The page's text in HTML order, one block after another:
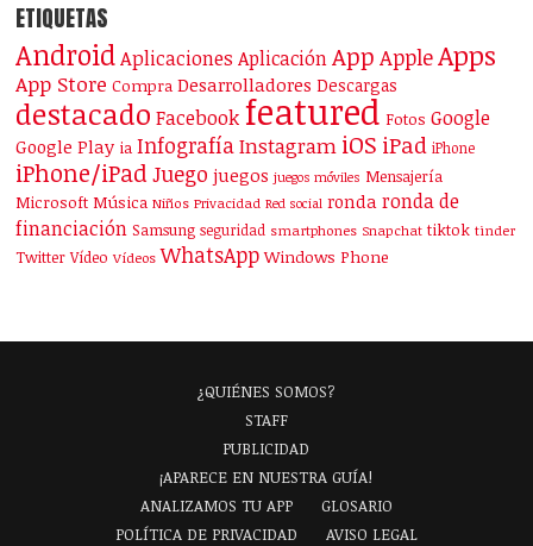
ETIQUETAS
Android Aplicaciones Aplicación App AppleApps
App Store Compra Desarrolladores Descargas
destacado Facebook featured Fotos Google
Google Play ia InfografíaInstagram iOS iPad iPhone
iPhone/iPad Juego juegos juegos móviles Mensajería
Microsoft Música Niños Privacidad Red social ronda ronda de
financiación Samsung seguridad smartphones Snapchat tiktok tinder
Twitter Vídeo Vídeos WhatsApp Windows Phone
¿QUIÉNES SOMOS?
STAFF
PUBLICIDAD
¡APARECE EN NUESTRA GUÍA!
ANALIZAMOS TU APP
GLOSARIO
POLÍTICA DE PRIVACIDAD
AVISO LEGAL